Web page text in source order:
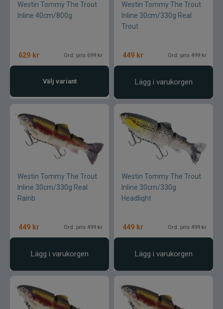
Westin Tommy The Trout
Inline 40cm/800g
629 kr Ord. pris 699 kr
Välj variant
Westin Tommy The Trout
Inline 30cm/330g Real
Trout
449 kr Ord. pris 499 kr
Lägg i varukorgen
Westin Tommy The Trout
Inline 30cm/330g Real
Rainb
449 kr Ord. pris 499 kr
Lägg i varukorgen
Westin Tommy The Trout
Inline 30cm/330g
Headlight
449 kr Ord. pris 499 kr
Lägg i varukorgen